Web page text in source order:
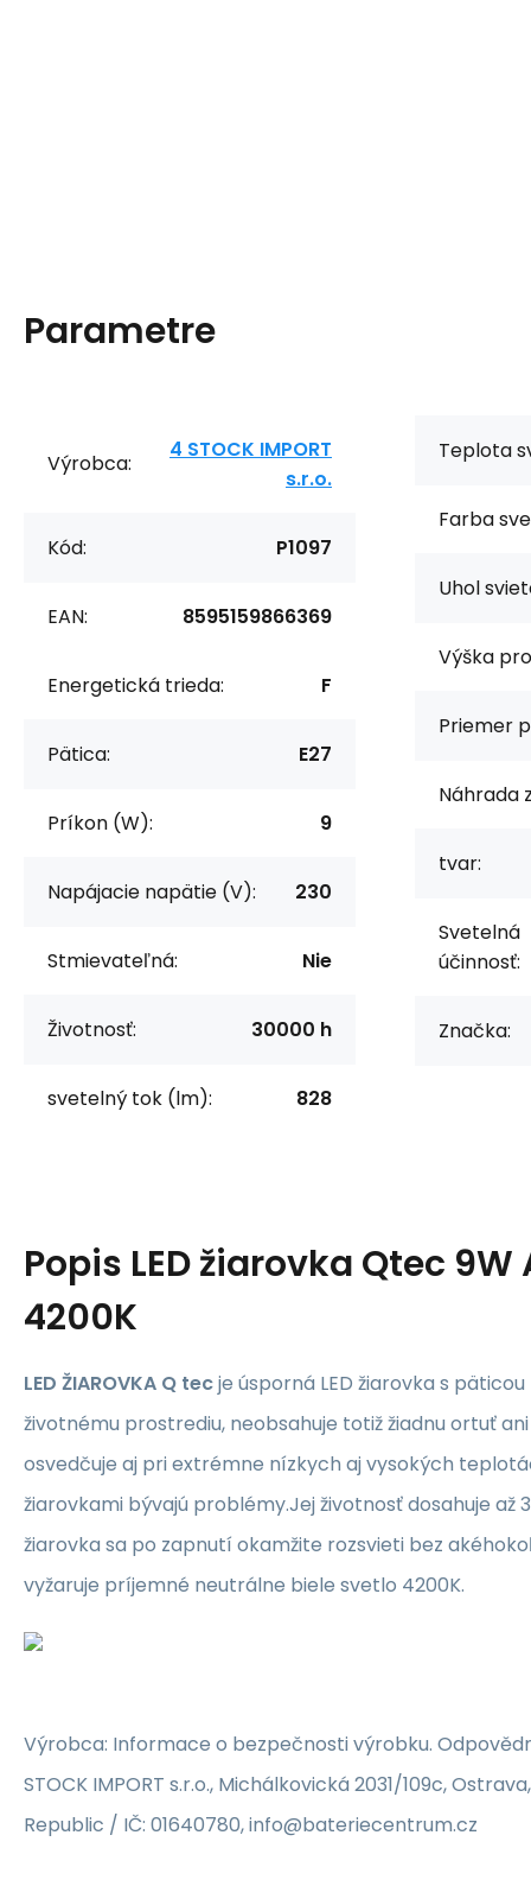
Parametre
Výrobca:
4 STOCK IMPORT
s.r.o.
Kód: P1097
EAN: 8595159866369
Energetická trieda: F
Pätica: E27
Príkon (W): 9
Napájacie napätie (V): 230
Stmievateľná: Nie
Životnosť: 30000 h
svetelný tok (lm): 828
Teplota
Farba
Uhol
Výška
Priemer
Náhrada
tvar:
Svetelná
účinnosť:
Značka:
Popis LED žiarovka Qtec 9W
4200K
LED ŽIAROVKA Q tecje úsporná LED žiarovka s päticou
životnému prostrediu, neobsahuje totiž žiadnu ortuť
osvedčuje aj pri extrémne nízkych aj vysokých
žiarovkami bývajú problémy.Jej životnosť dosahuje až
žiarovka sa po zapnutí okamžite rozsvieti bez
vyžaruje príjemné neutrálne biele svetlo 4200K.
Výrobca: Informace o bezpečnosti výrobku.
STOCK IMPORT s.r.o., Michálkovická 2031/109c,
Republic / IČ: 01640780, info@bateriecentrum.cz